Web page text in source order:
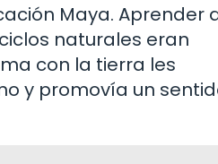
Maya. Aprender
naturales eran
con la tierra les
y promovía un